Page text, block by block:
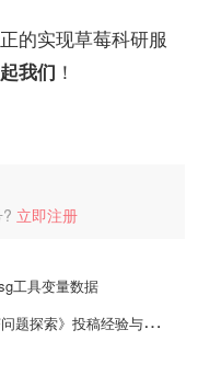
的实现草莓科研服
我们 ！
立即注册
工具变量数据
索》投稿经验与录用经验